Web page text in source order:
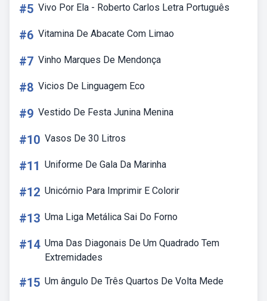
#5 Vivo Por Ela - Roberto Carlos Letra Português
#6 Vitamina De Abacate Com Limao
#7 Vinho Marques De Mendonça
#8 Vicios De Linguagem Eco
#9 Vestido De Festa Junina Menina
#10 Vasos De 30 Litros
#11 Uniforme De Gala Da Marinha
#12 Unicórnio Para Imprimir E Colorir
#13 Uma Liga Metálica Sai Do Forno
#14 Uma Das Diagonais De Um Quadrado Tem
Extremidades
#15 Um ângulo De Três Quartos De Volta Mede